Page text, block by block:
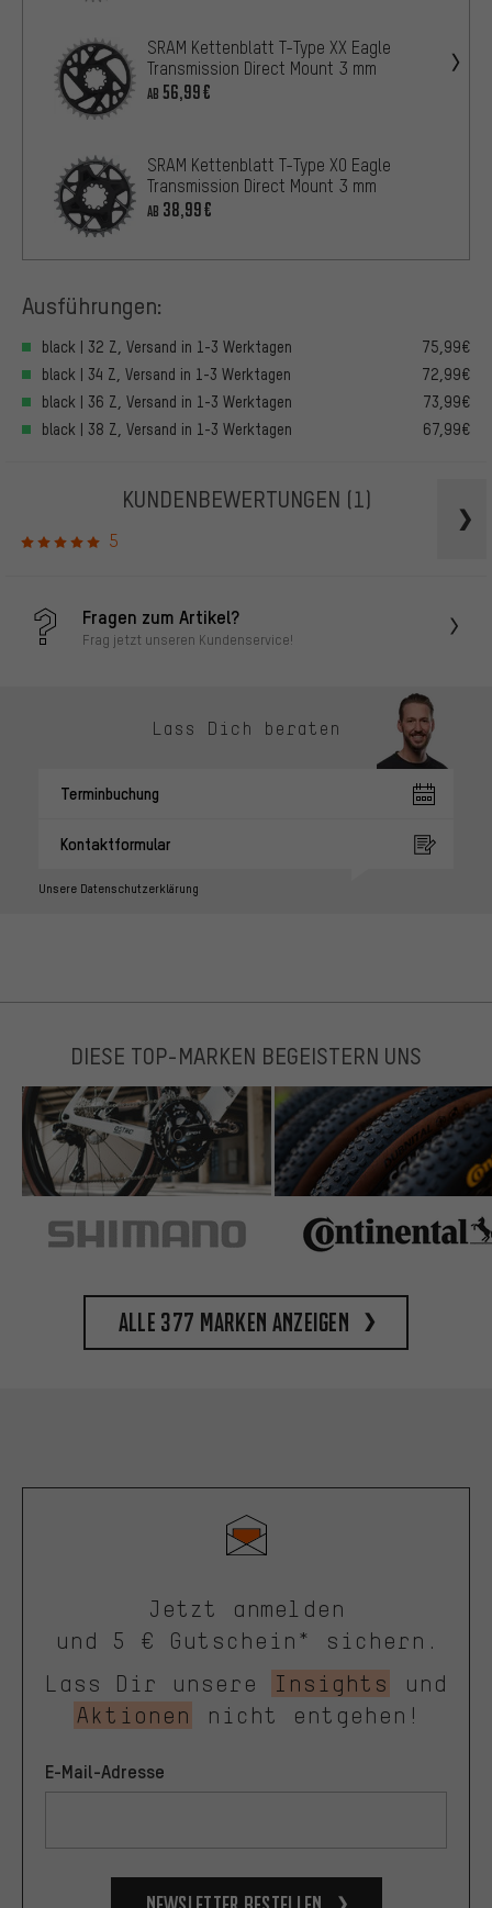
SRAM Kettenblatt T-Type XX Eagle
Transmission Direct Mount 3 mm
AB 56,99€
SRAM Kettenblatt T-Type X0 Eagle
Transmission Direct Mount 3 mm
AB 38,99€
Ausführungen:
black | 32 Z, Versand in 1-3 Werktagen
75,99€
black | 34 Z, Versand in 1-3 Werktagen
72,99€
black | 36 Z, Versand in 1-3 Werktagen
73,99€
black | 38 Z, Versand in 1-3 Werktagen
67,99€
KUNDENBEWERTUNGEN (1)
5
Fragen zum Artikel?
Frag jetzt unseren Kundenservice!
Lass Dich beraten
Terminbuchung
Kontaktformular
Unsere Datenschutzerklärung
DIESE TOP-MARKEN BEGEISTERN UNS
Alle 377 Marken anzeigen
Jetzt anmelden
und 5 € Gutschein* sichern.
Lass Dir unsere
Insights
und
Aktionen
nicht entgehen!
E-Mail-Adresse